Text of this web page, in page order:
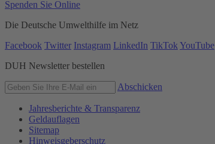
Spenden Sie Online
Die Deutsche Umwelthilfe im Netz
Facebook Twitter Instagram LinkedIn TikTok YouTube
DUH Newsletter bestellen
Abschicken
Jahresberichte & Transparenz
Geldauflagen
Sitemap
Hinweisgeberschutz